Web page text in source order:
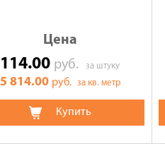
Цена
114.00 руб.за штуку
5 814.00 руб. за кв. метр
Купить